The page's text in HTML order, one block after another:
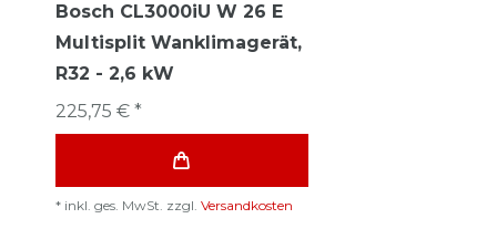
Bosch CL3000iU W 26 E
Multisplit Wanklimagerät,
R32 - 2,6 kW
225,75 € *
* inkl. ges. MwSt. zzgl. Versandkosten